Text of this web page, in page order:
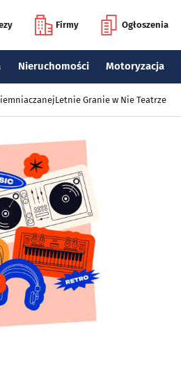
Firmy Ogłoszenia
Nieruchomości Motoryzacja
Letnie Granie w Nie Teatrze